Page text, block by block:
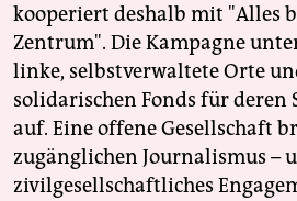
kooperiert deshalb mit "Alles
Zentrum". Die Kampagne
linke, selbstverwaltete Orte
solidarischen Fonds für deren
auf. Eine offene Gesellschaft
zugänglichen Journalismus –
zivilgesellschaftliches